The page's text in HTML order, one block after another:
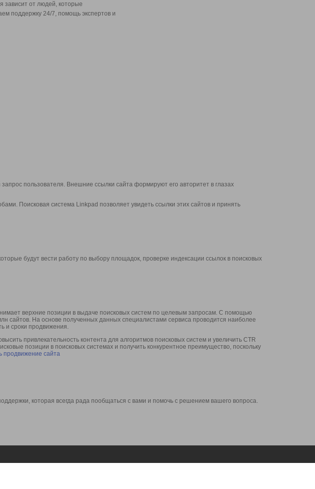
зависит от людей, которые
поддержку 24/7, помощь экспертов и
пользователя. Внешние ссылки сайта формируют его авторитет в глазах
Поисковая система Linkpad позволяет увидеть ссылки этих сайтов и принять
будут вести работу по выбору площадок, проверке индексации ссылок в поисковых
верхние позиции в выдаче поисковых систем по целевым запросам. С помощью
сайтов. На основе полученных данных специалистами сервиса проводится наиболее
и сроки продвижения.
привлекательность контента для алгоритмов поисковых систем и увеличить CTR
позиции в поисковых системах и получить конкурентное преимущество, поскольку
продвижение сайта
которая всегда рада пообщаться с вами и помочь с решением вашего вопроса.